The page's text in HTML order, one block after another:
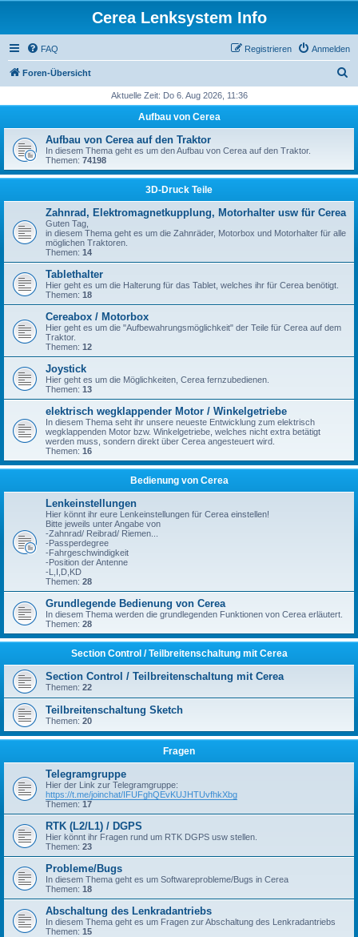
Cerea Lenksystem Info
FAQ Anmelden
Registrieren
Foren-Übersicht
h
Aktuelle Zeit: Do 6. Aug 2026, 11:36
Aufbau von Cerea
Aufbau von Cerea auf den Traktor
In diesem Thema geht es um den Aufbau von Cerea auf den Traktor.
Themen: 74198
3D-Druck Teile
Zahnrad, Elektromagnetkupplung, Motorhalter usw für Cerea
Guten Tag,
in diesem Thema geht es um die Zahnräder, Motorbox und Motorhalter für alle
möglichen Traktoren.
Themen: 14
Tablethalter
Hier geht es um die Halterung für das Tablet, welches ihr für Cerea benötigt.
Themen: 18
Cereabox / Motorbox
Hier geht es um die "Aufbewahrungsmöglichkeit" der Teile für Cerea auf dem
Traktor.
Themen: 12
Joystick
Hier geht es um die Möglichkeiten, Cerea fernzubedienen.
Themen: 13
elektrisch wegklappender Motor / Winkelgetriebe
In diesem Thema seht ihr unsere neueste Entwicklung zum elektrisch
wegklappenden Motor bzw. Winkelgetriebe, welches nicht extra betätigt
werden muss, sondern direkt über Cerea angesteuert wird.
Themen: 16
Bedienung von Cerea
Lenkeinstellungen
Hier könnt ihr eure Lenkeinstellungen für Cerea einstellen!
Bitte jeweils unter Angabe von
-Zahnrad/ Reibrad/ Riemen...
-Passperdegree
-Fahrgeschwindigkeit
-Position der Antenne
-L,I,D,KD
Themen: 28
Grundlegende Bedienung von Cerea
In diesem Thema werden die grundlegenden Funktionen von Cerea erläutert.
Themen: 28
Section Control / Teilbreitenschaltung mit Cerea
Section Control / Teilbreitenschaltung mit Cerea
Themen: 22
Teilbreitenschaltung Sketch
Themen: 20
Fragen
Telegramgruppe
Hier der Link zur Telegramgruppe:
https://t.me/joinchat/IFUFghQEvKUJHTUvfhkXbg
Themen: 17
RTK (L2/L1) / DGPS
Hier könnt ihr Fragen rund um RTK DGPS usw stellen.
Themen: 23
Probleme/Bugs
In diesem Thema geht es um Softwareprobleme/Bugs in Cerea
Themen: 18
Abschaltung des Lenkradantriebs
In diesem Thema geht es um Fragen zur Abschaltung des Lenkradantriebs
Themen: 15